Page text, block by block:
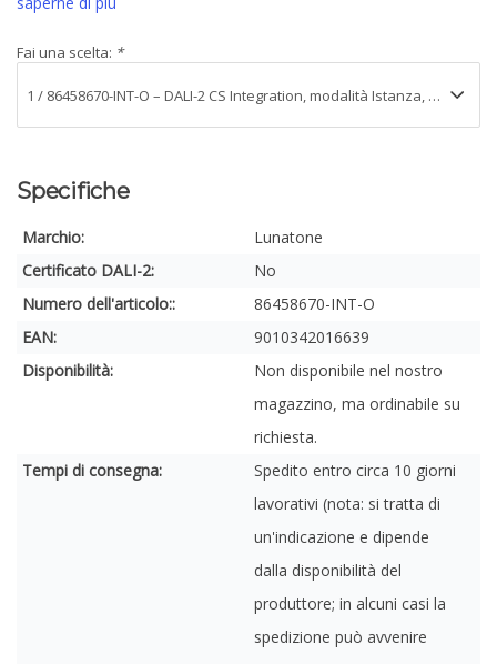
Fai una scelta: *
Specifiche
Marchio:
Lunatone
Certificato DALI-2:
No
Numero dell'articolo::
86458670-INT-O
EAN:
9010342016639
Disponibilità:
Non disponibile nel nostro
magazzino, ma ordinabile su
richiesta.
Tempi di consegna:
Spedito entro circa 10 giorni
lavorativi (nota: si tratta di
un'indicazione e dipende
dalla disponibilità del
produttore; in alcuni casi la
spedizione può avvenire